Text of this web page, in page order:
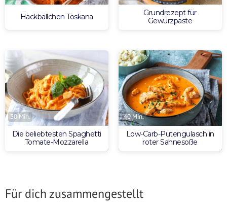
Hackbällchen Toskana
Grundrezept für
Gewürzpaste
30 Min.
Die beliebtesten Spaghetti
Tomate-Mozzarella
40 Min.
Low-Carb-Putengulasch in
roter Sahnesoße
Für dich zusammengestellt